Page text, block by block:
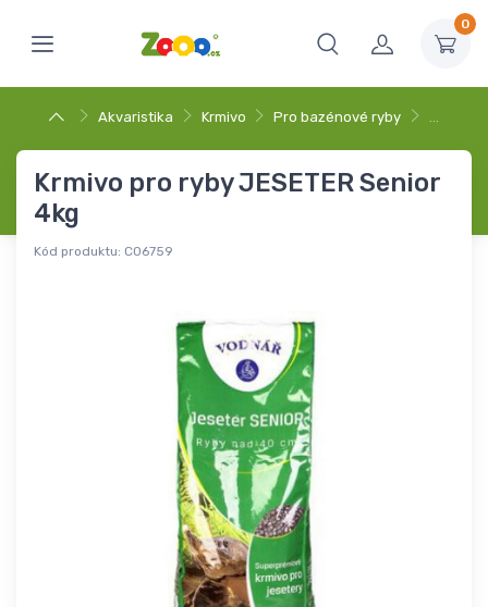
0
Akvaristika Krmivo Pro bazénové ryby …
Krmivo pro ryby JESETER Senior
4kg
Kód produktu: C06759